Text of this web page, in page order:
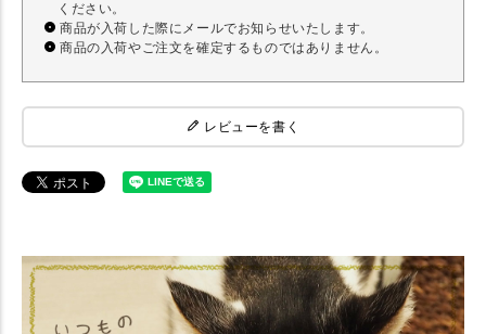
ください。
商品が入荷した際にメールでお知らせいたします。
商品の入荷やご注文を確定するものではありません。
レビューを書く